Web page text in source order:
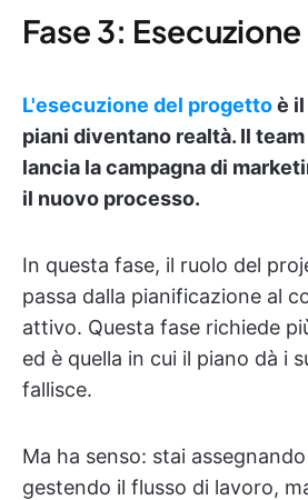
Fase 3: Esecuzione
L'esecuzione del progettoè
piani diventano realtà. Il
lancia la campagna di
il nuovo processo.
In questa fase, il ruolo del
passa dalla pianificazione al
attivo. Questa fase richiede
ed è quella in cui il piano dà i
fallisce.
Ma ha senso: stai
gestendo il flusso di lavoro,